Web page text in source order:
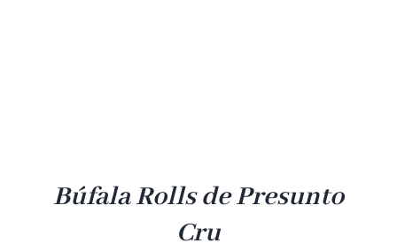
Búfala Rolls de Presunto
Cru